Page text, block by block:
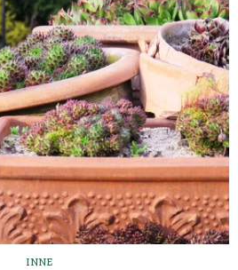
INNE